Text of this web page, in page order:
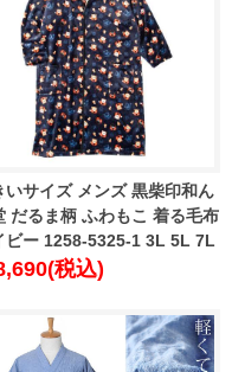
いサイズ メンズ 黒柴印和ん
だるま柄 ふわもこ 着る毛布
ビー 1258-5325-1 3L 5L 7L
税込)